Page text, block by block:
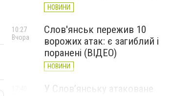
НОВИНИ
Слов'янськ пережив 10
ворожих атак: є загиблий і
поранені (ВІДЕО)
НОВИНИ
10:27
Вчора
У Слов’янську атаковане